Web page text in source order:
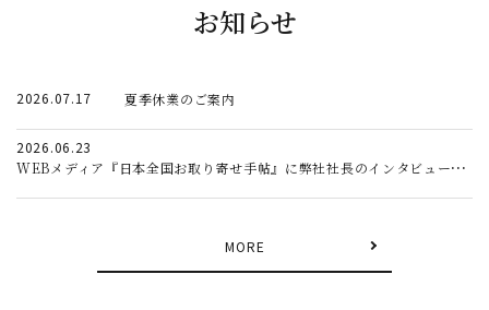
お知らせ
2026.07.17 夏季休業のご案内
2026.06.23
WEBメディア『日本全国お取り寄せ手帖』に弊社社長のインタビュー記事が掲載されました。
MORE